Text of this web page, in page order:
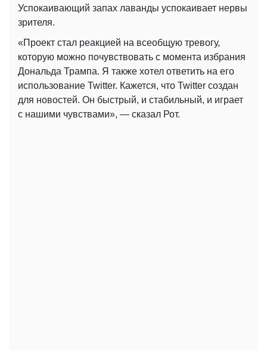
Успокаивающий запах лаванды успокаивает нервы
зрителя.
«Проект стал реакцией на всеобщую тревогу,
которую можно почувствовать с момента избрания
Дональда Трампа. Я также хотел ответить на его
использование Twitter. Кажется, что Twitter создан
для новостей. Он быстрый, и стабильный, и играет
с нашими чувствами», — сказал Рот.